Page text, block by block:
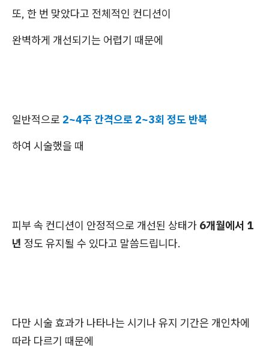
또, 한 번 맞았다고 전체적인 컨디션이
완벽하게 개선되기는 어렵기 때문에
일반적으로 2~4주 간격으로 2~3회 정도 반복
하여 시술했을 때
피부 속 컨디션이 안정적으로 개선된 상태가 6개월에서 1
년 정도 유지될 수 있다고 말씀드립니다.
다만 시술 효과가 나타나는 시기나 유지 기간은 개인차에
따라 다르기 때문에